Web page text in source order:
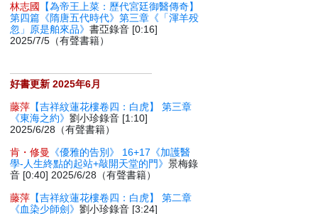
林志國
【為帝王上菜：歷代宮廷御醫傳奇】
第四篇《隋唐五代時代》第三章《「渾羊殁
忽」原是舶來品》書亞錄音 [0:16]
2025/7/5（有聲書籍）
好書更新 2025年6月
藤萍 【吉祥紋蓮花樓卷四：白虎】 第三章
《東海之約》劉小珍錄音 [1:10]
2025/6/28（有聲書籍）
肯・修曼
《優雅的告別》 16+17《加護醫
學-人生終點的起站+敲開天堂的門》景梅錄
音 [0:40] 2025/6/28（有聲書籍）
藤萍 【吉祥紋蓮花樓卷四：白虎】 第二章
《血染少師劍》劉小珍錄音 [3:24]